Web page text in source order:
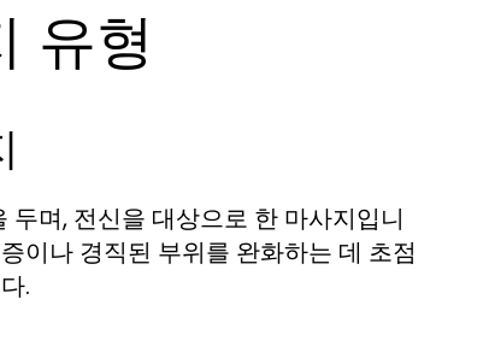
유형
며, 전신을 대상으로 한 마사지입니
이나 경직된 부위를 완화하는 데 초점
.